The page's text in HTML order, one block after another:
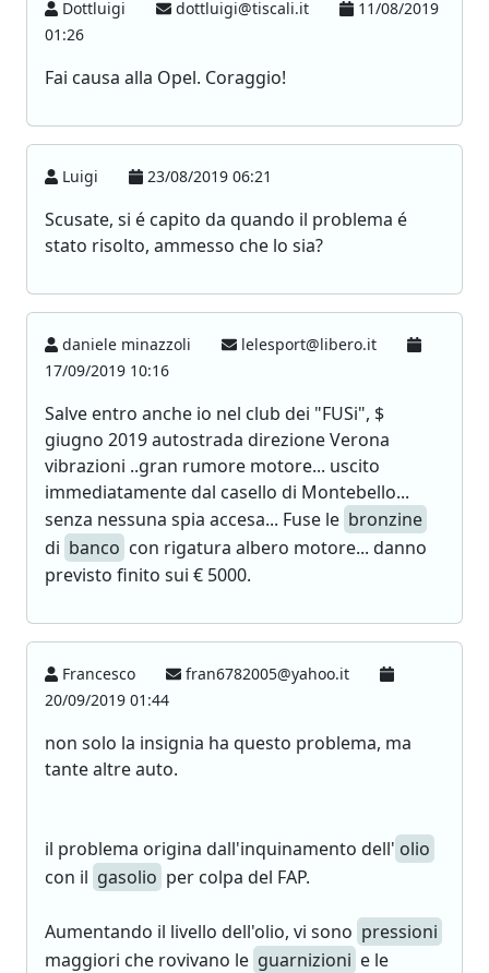
Dottluigi dottluigi@tiscali.it
11/08/2019
01:26
Fai causa alla Opel. Coraggio!
Luigi 23/08/2019 06:21
Scusate, si é capito da quando il problema é
stato risolto, ammesso che lo sia?
daniele minazzoli
lelesport@libero.it
17/09/2019 10:16
Salve entro anche io nel club dei "FUSi", $
giugno 2019 autostrada direzione Verona
vibrazioni ..gran rumore motore... uscito
immediatamente dal casello di Montebello...
senza nessuna spia accesa... Fuse le bronzine
di banco con rigatura albero motore... danno
previsto finito sui € 5000.
Francesco
fran6782005@yahoo.it
20/09/2019 01:44
non solo la insignia ha questo problema, ma
tante altre auto.
il problema origina dall'inquinamento dell' olio
con il gasolio per colpa del FAP.
Aumentando il livello dell'olio, vi sono pressioni
maggiori che rovivano le guarnizioni e le